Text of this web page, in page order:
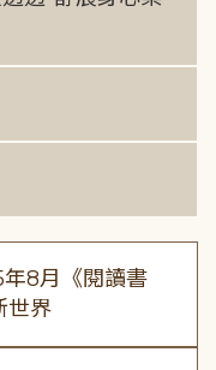
年8月《閱讀書
世界